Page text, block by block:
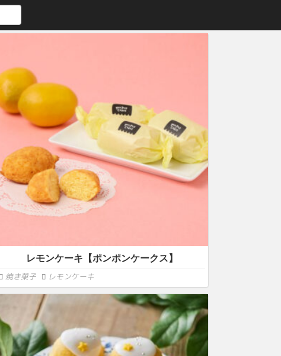
レモンケーキ【ポンポンケークス】
焼き菓子 レモンケーキ